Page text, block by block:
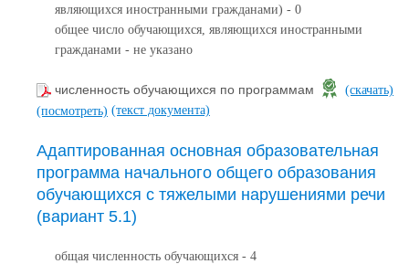
являющихся иностранными гражданами) - 0
общее число обучающихся, являющихся иностранными
гражданами - не указано
численность обучающихся по программам
(скачать)
(посмотреть) (текст документа)
Адаптированная основная образовательная
программа начального общего образования
обучающихся с тяжелыми нарушениями речи
(вариант 5.1)
общая численность обучающихся - 4